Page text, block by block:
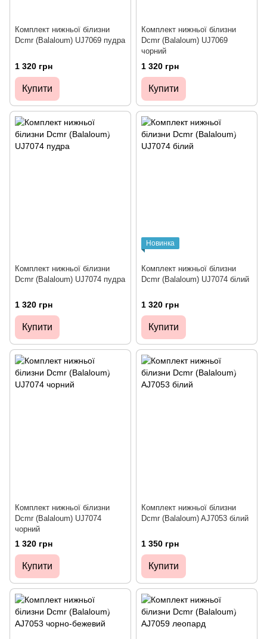
Комплект нижньої білизни
Dcmr (Balaloum) UJ7069 пудра
1 320 грн
Купити
Комплект нижньої білизни
Dcmr (Balaloum) UJ7069
чорний
1 320 грн
Купити
Комплект нижньої білизни
Dcmr (Balaloum) UJ7074 пудра
1 320 грн
Купити
Новинка
Комплект нижньої білизни
Dcmr (Balaloum) UJ7074 білий
1 320 грн
Купити
Комплект нижньої білизни
Dcmr (Balaloum) UJ7074
чорний
1 320 грн
Купити
Комплект нижньої білизни
Dcmr (Balaloum) AJ7053 білий
1 350 грн
Купити